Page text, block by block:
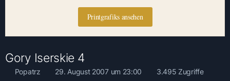
Printgrafiks ansehen
Gory Iserskie 4
Popatrz 29. August 2007 um 23:00 3.495 Zugriffe